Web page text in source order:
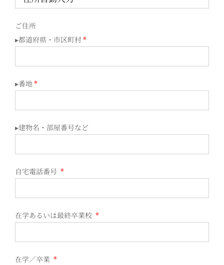
ご住所
▸都道府県・市区町村*
▸番地 *
▸建物名・部屋番号など
自宅電話番号 *
在学あるいは最終卒業校 *
在学／卒業 *